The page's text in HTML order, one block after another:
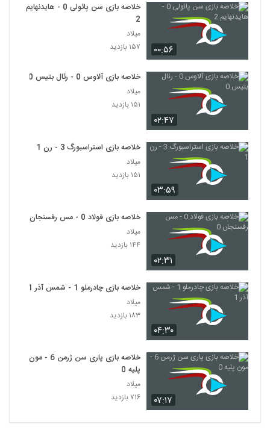
۰۰:۵۶
خلاصه بازی سن پائولی 0 - هایدنهایم
2
میلاد
۱۵۷ بازدید
۰۲:۴۷
خلاصه بازی آلاوس 0 - رئال بتیس 0
میلاد
۱۵۱ بازدید
۰۳:۵۹
خلاصه بازی استراسبورگ 3 - رن 1
میلاد
۱۵۱ بازدید
۰۲:۳۱
خلاصه بازی فولاد 0 - مس رفسنجان 0
میلاد
۱۴۴ بازدید
۰۴:۳۰
خلاصه بازی چادرملو 1 - شمس آذر 1
میلاد
۱۸۳ بازدید
۰۷:۱۷
خلاصه بازی پاری سن ژرمن 6 - مون
پلیه 0
میلاد
۷۱۶ بازدید